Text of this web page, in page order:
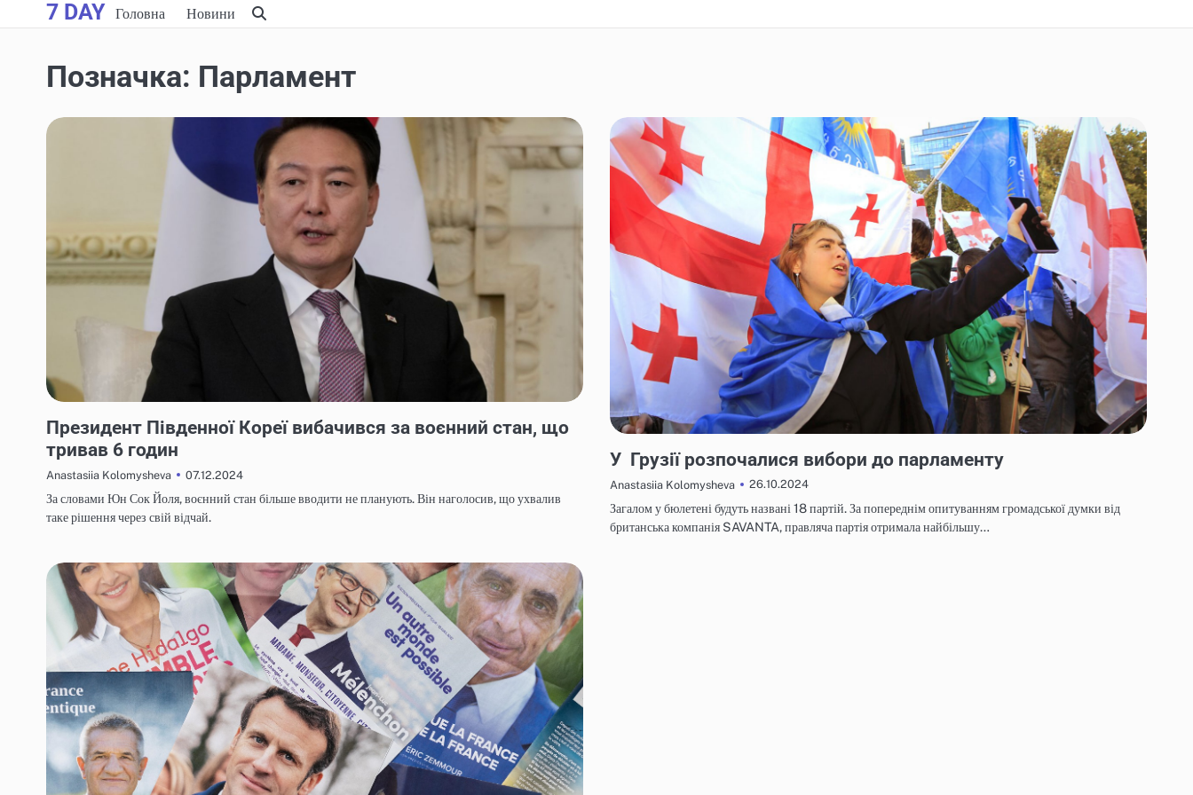
to
7 DAY Головна Новини
Позначка: Парламент
Президент Південної Кореї вибачився за воєнний стан, що
тривав 6 годин
Anastasiia Kolomysheva 07.12.2024
За словами Юн Сок Йоля, воєнний стан більше вводити не планують. Він наголосив, що ухвалив
таке рішення через свій відчай.
У Грузії розпочалися вибори до парламенту
Anastasiia Kolomysheva 26.10.2024
Загалом у бюлетені будуть названі 18 партій. За попереднім опитуванням громадської думки від
британська компанія SAVANTA, правляча партія отримала найбільшу…